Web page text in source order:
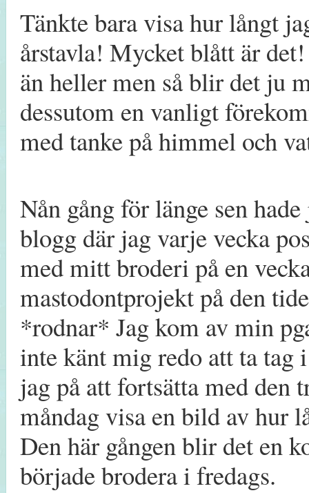
Tänkte bara visa hur långt
årstavla! Mycket blått är
än heller men så blir det ju
dessutom en vanligt
med tanke på himmel och
Nån gång för länge sen
blogg där jag varje vecka
med mitt broderi på en
mastodontprojekt på den
*rodnar* Jag kom av min
inte känt mig redo att ta
jag på att fortsätta med den
måndag visa en bild av hur
Den här gången blir det en
började brodera i fredags.